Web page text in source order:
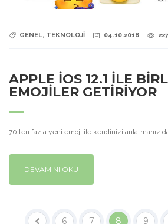
GENEL, TEKNOLOJİ 04.10.2018
APPLE IOS 12.1 İLE
EMOJİLER GETİRİYOR
70'ten fazla yeni emoji ile kendinizi anlatmanız
DEVAMINI OKU
6 7 8 9